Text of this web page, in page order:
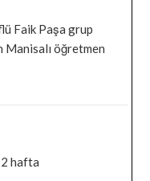
Faik Paşa grup
Manisalı öğretmen
2 hafta